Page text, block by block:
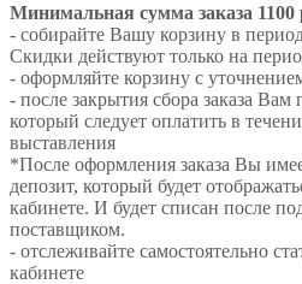
Минимальная сумма заказа 1100
- собирайте Вашу корзину в
Скидки действуют только на
- оформляйте корзину с
- после закрытия сбора заказа Вам
который следует оплатить в
выставления
*После оформления заказа Вы
депозит, который будет
кабинете. И будет списан после
поставщиком.
- отслеживайте самостоятельно
кабинете